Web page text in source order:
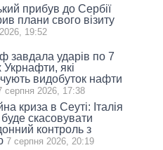
прибув до Сербії
плани свого візиту
19:52
завдала ударів по 7
Укрнафти, які
видобуток нафти
серпня 2026, 17:38
криза в Сеуті: Італія
скасовувати
контроль з
7 серпня 2026, 20:19